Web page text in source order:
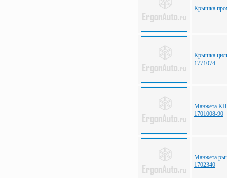
Крышка
Крышка
1771074
Манжета
1701008-90
Манжета
1702340